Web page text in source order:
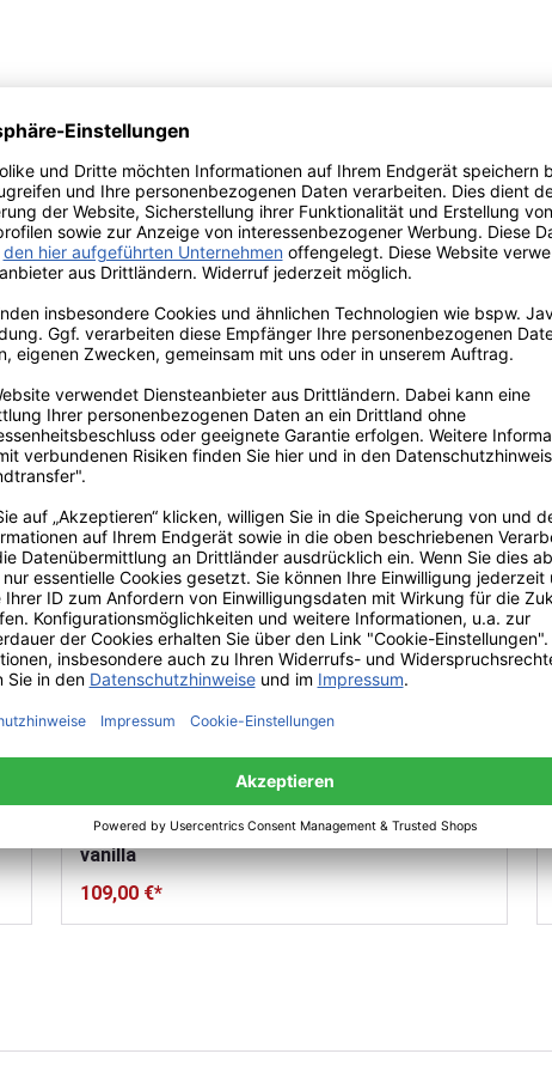
pappelina Boo Outdoor-Teppich - dark linen /
vanilla
109,00 €*